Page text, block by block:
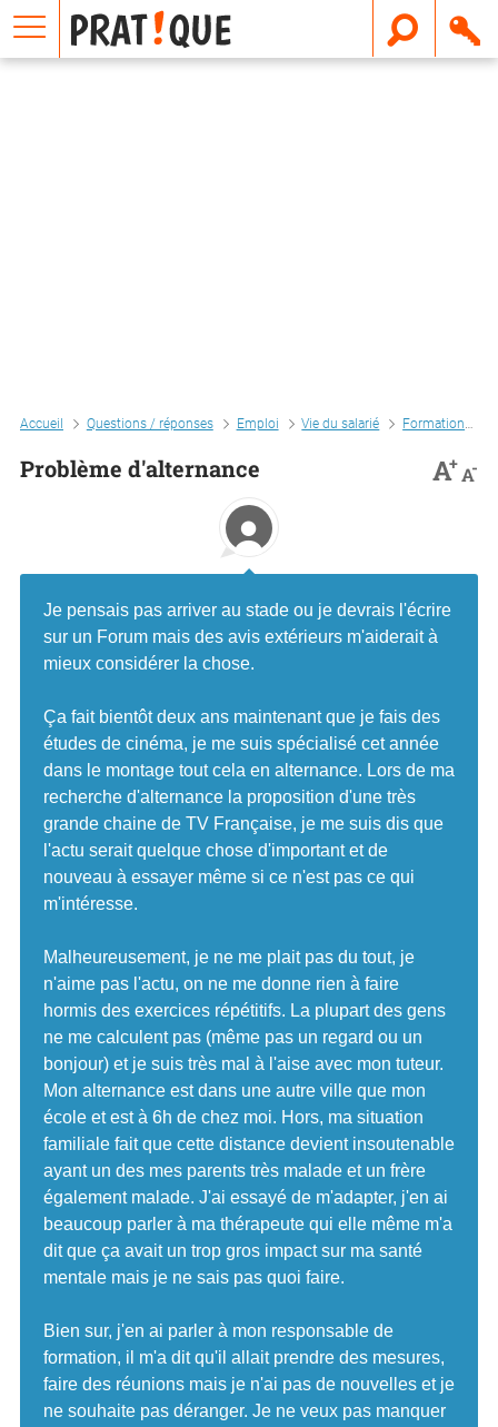
Accueil Questions / réponses Emploi Vie du salarié Formation
Problème d'alternance A+A-
Je pensais pas arriver au stade ou je devrais l'écrire
sur un Forum mais des avis extérieurs m'aiderait à
mieux considérer la chose.
Ça fait bientôt deux ans maintenant que je fais des
études de cinéma, je me suis spécialisé cet année
dans le montage tout cela en alternance. Lors de ma
recherche d'alternance la proposition d'une très
grande chaine de TV Française, je me suis dis que
l'actu serait quelque chose d'important et de
nouveau à essayer même si ce n'est pas ce qui
m'intéresse.
Malheureusement, je ne me plait pas du tout, je
n'aime pas l'actu, on ne me donne rien à faire
hormis des exercices répétitifs. La plupart des gens
ne me calculent pas (même pas un regard ou un
bonjour) et je suis très mal à l'aise avec mon tuteur.
Mon alternance est dans une autre ville que mon
école et est à 6h de chez moi. Hors, ma situation
familiale fait que cette distance devient insoutenable
ayant un des mes parents très malade et un frère
également malade. J'ai essayé de m'adapter, j'en ai
beaucoup parler à ma thérapeute qui elle même m'a
dit que ça avait un trop gros impact sur ma santé
mentale mais je ne sais pas quoi faire.
Bien sur, j'en ai parler à mon responsable de
formation, il m'a dit qu'il allait prendre des mesures,
faire des réunions mais je n'ai pas de nouvelles et je
ne souhaite pas déranger. Je ne veux pas manquer
E
m
a